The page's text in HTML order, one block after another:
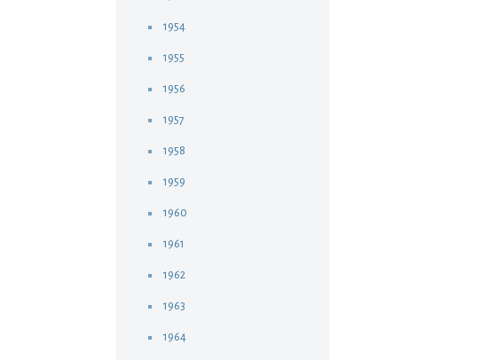
1954
1955
1956
1957
1958
1959
1960
1961
1962
1963
1964